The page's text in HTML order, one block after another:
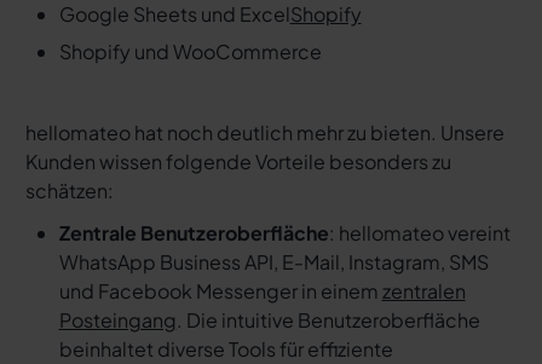
Google Sheets und ExcelShopify
Shopify und WooCommerce
hellomateo hat noch deutlich mehr zu bieten. Unsere
Kunden wissen folgende Vorteile besonders zu
schätzen:
Zentrale Benutzeroberfläche: hellomateo vereint
WhatsApp Business API, E-Mail, Instagram, SMS
und Facebook Messenger in einem zentralen
Posteingang. Die intuitive Benutzeroberfläche
beinhaltet diverse Tools für effiziente